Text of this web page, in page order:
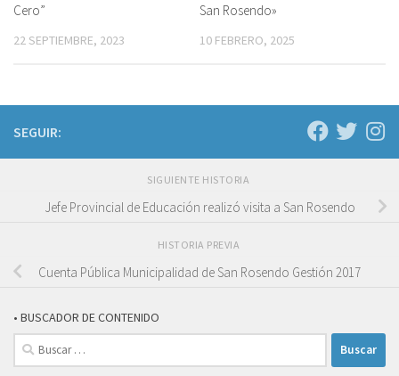
Cero”
22 SEPTIEMBRE, 2023
San Rosendo»
10 FEBRERO, 2025
SEGUIR:
SIGUIENTE HISTORIA
Jefe Provincial de Educación realizó visita a San Rosendo
HISTORIA PREVIA
Cuenta Pública Municipalidad de San Rosendo Gestión 2017
• BUSCADOR DE CONTENIDO
Buscar: